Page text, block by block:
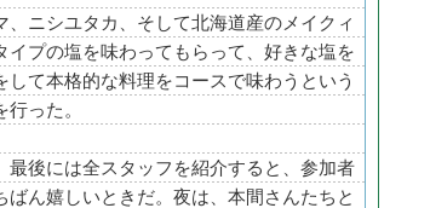
ニシユタカ、そして北海道産のメイクィ
プの塩を味わってもらって、好きな塩を
て本格的な料理をコースで味わうという
った。
最後には全スタッフを紹介すると、参加者
ん嬉しいときだ。夜は、本間さんたちと